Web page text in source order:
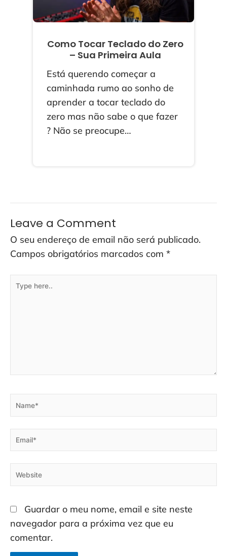
Como Tocar Teclado do Zero
– Sua Primeira Aula
Está querendo começar a
caminhada rumo ao sonho de
aprender a tocar teclado do
zero mas não sabe o que fazer
? Não se preocupe…
Leave a Comment
O seu endereço de email não será publicado.
Campos obrigatórios marcados com *
Type
Name*
Email*
Website
Guardar o meu nome, email e site neste
navegador para a próxima vez que eu
comentar.